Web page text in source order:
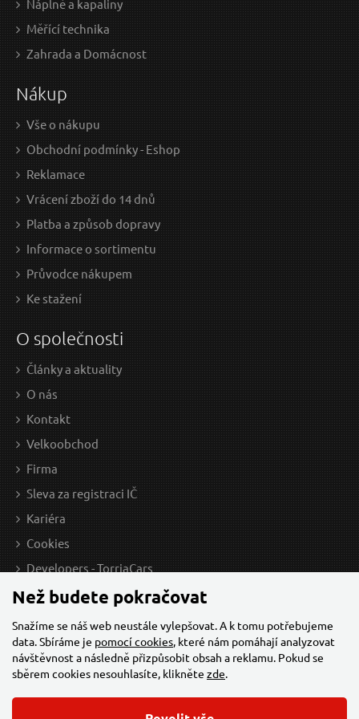
214.05 Kč bez DPH
Skladem
309 Kč / Ks
255.37 Kč bez DPH
Náplně a kapaliny
Měřící technika
Zahrada a Domácnost
Nákup
Vše o nákupu
Obchodní podmínky - Eshop
Reklamace
Vrácení zboží do 14 dnů
Platba a způsob dopravy
Informace o sortimentu
Průvodce nákupem
Ke stažení
O společnosti
Články a aktuality
O nás
Kontakt
Velkoobchod
Firma
Sleva za registraci IČ
Kariéra
Cookies
Developers - TorriaCars
Než budete pokračovat
Snažíme se náš web neustále vylepšovat. A k tomu potřebujeme
data. Sbíráme je pomocí cookies, které nám pomáhají analyzovat
návštěvnost a následně přizpůsobit obsah a reklamu. Pokud se
sběrem cookies nesouhlasíte, klikněte zde.